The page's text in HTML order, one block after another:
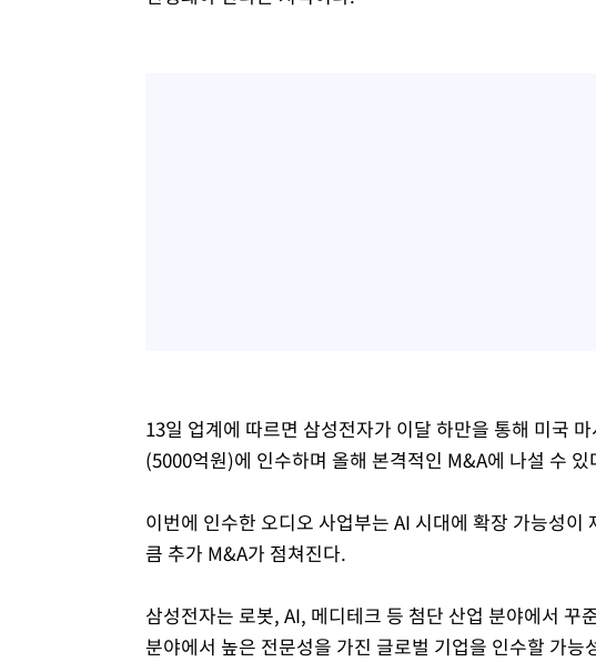
13일 업계에 따르면 삼성전자가 이달 하만을 통해 미국
(5000억원)에 인수하며 올해 본격적인 M&A에 나설 수 있
이번에 인수한 오디오 사업부는 AI 시대에 확장 가능성
큼 추가 M&A가 점쳐진다.
삼성전자는 로봇, AI, 메디테크 등 첨단 산업 분야에서 꾸
분야에서 높은 전문성을 가진 글로벌 기업을 인수할 가